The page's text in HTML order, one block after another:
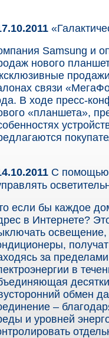
Samsung и
нового
связи
В ходе пресс-
«планшета»,
С помощью
если бы каждое
в Интернете?
освещение,
за
в
обмен
–
и уровней